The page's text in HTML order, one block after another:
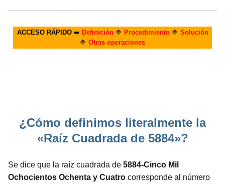
ACCESO RÁPIDO➡️ Definición🔷 Procedimiento🔷 Solución
🔷 Otras operaciones
¿Cómo definimos literalmente la
«Raíz Cuadrada de 5884»?
Se dice que la raíz cuadrada de 5884-Cinco Mil
Ochocientos Ochenta y Cuatro corresponde al número